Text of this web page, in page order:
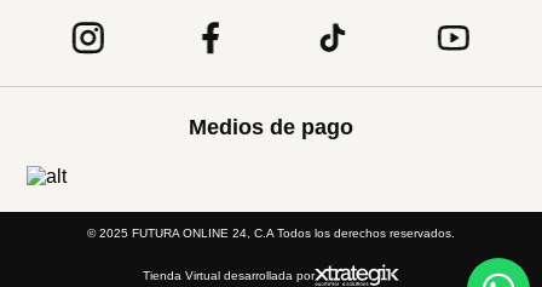
Medios de pago
© 2025 FUTURA ONLINE 24, C.A Todos los derechos reservados.
Tienda Virtual desarrollada por